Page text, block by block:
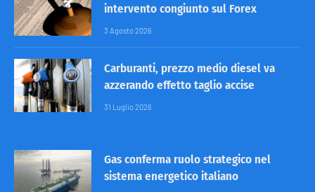
intervento congiunto sul Forex
3 Agosto 2026
Carburanti, prezzo medio diesel va
azzerando effetto taglio accise
31 Luglio 2026
Gas conferma ruolo strategico nel
sistema energetico italiano